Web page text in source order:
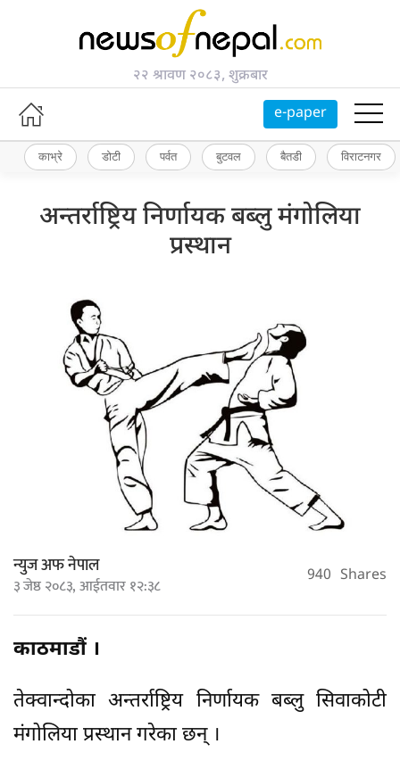
२२ श्रावण २०८३, शुक्रबार
e-paper
काभ्रे डोटी पर्वत बुटवल बैतडी विराटनगर
अन्तर्राष्ट्रिय निर्णायक बब्लु मंगोलिया
प्रस्थान
न्युज अफ नेपाल
३ जेष्ठ २०८३, आईतवार १२:३८ 940 Shares
काठमाडौं ।
तेक्वान्दोका अन्तर्राष्ट्रिय निर्णायक बब्लु सिवाकोटी
मंगोलिया प्रस्थान गरेका छन् ।